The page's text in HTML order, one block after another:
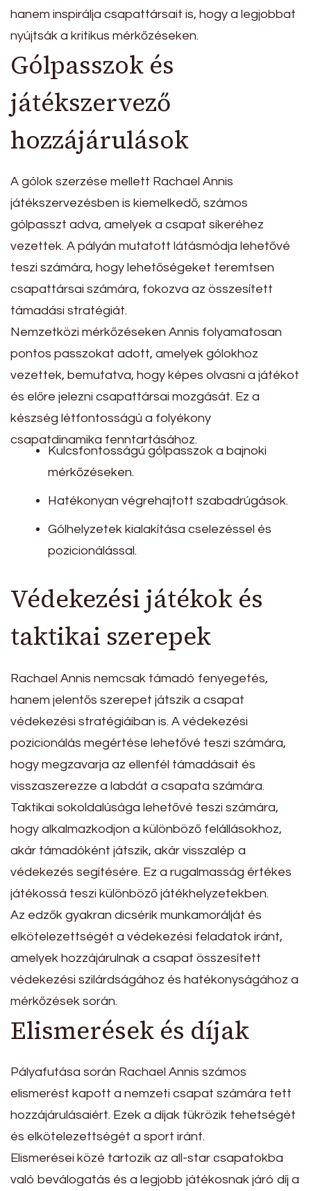
hanem inspirálja csapattársait is, hogy a legjobbat
nyújtsák a kritikus mérkőzéseken.
Gólpasszok és
játékszervező
hozzájárulások
A gólok szerzése mellett Rachael Annis
játékszervezésben is kiemelkedő, számos
gólpasszt adva, amelyek a csapat sikeréhez
vezettek. A pályán mutatott látásmódja lehetővé
teszi számára, hogy lehetőségeket teremtsen
csapattársai számára, fokozva az összesített
támadási stratégiát.
Nemzetközi mérkőzéseken Annis folyamatosan
pontos passzokat adott, amelyek gólokhoz
vezettek, bemutatva, hogy képes olvasni a játékot
és előre jelezni csapattársai mozgását. Ez a
készség létfontosságú a folyékony
csapatdinamika fenntartásához.
Kulcsfontosságú gólpasszok a bajnoki
mérkőzéseken.
Hatékonyan végrehajtott szabadrúgások.
Gólhelyzetek kialakítása cselezéssel és
pozicionálással.
Védekezési játékok és
taktikai szerepek
Rachael Annis nemcsak támadó fenyegetés,
hanem jelentős szerepet játszik a csapat
védekezési stratégiáiban is. A védekezési
pozicionálás megértése lehetővé teszi számára,
hogy megzavarja az ellenfél támadásait és
visszaszerezze a labdát a csapata számára.
Taktikai sokoldalúsága lehetővé teszi számára,
hogy alkalmazkodjon a különböző felállásokhoz,
akár támadóként játszik, akár visszalép a
védekezés segítésére. Ez a rugalmasság értékes
játékossá teszi különböző játékhelyzetekben.
Az edzők gyakran dicsérik munkamorálját és
elkötelezettségét a védekezési feladatok iránt,
amelyek hozzájárulnak a csapat összesített
védekezési szilárdságához és hatékonyságához a
mérkőzések során.
Elismerések és díjak
Pályafutása során Rachael Annis számos
elismerést kapott a nemzeti csapat számára tett
hozzájárulásaiért. Ezek a díjak tükrözik tehetségét
és elkötelezettségét a sport iránt.
Elismerései közé tartozik az all-star csapatokba
való beválogatás és a legjobb játékosnak járó díj a